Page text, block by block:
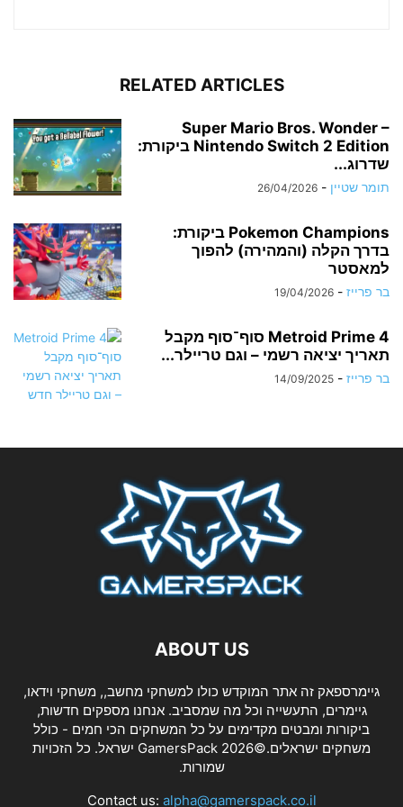
RELATED ARTICLES
Super Mario Bros. Wonder –
Nintendo Switch 2 Edition ביקורת:
שדרוג...
תומר שטיין -
26/04/2026
Pokemon Champions ביקורת:
בדרך הקלה (והמהירה) להפוך
למאסטר
בר פרייז -
19/04/2026
Metroid Prime 4 סוף־סוף מקבל
תאריך יציאה רשמי – וגם טריילר...
בר פרייז -
14/09/2025
ABOUT US
גיימרספאק זה אתר המוקדש כולו למשחקי מחשב,, משחקי וידאו,
גיימרים, התעשייה וכל מה שמסביב. אנחנו מספקים חדשות,
ביקורות ומבטים מקדימים על כל המשחקים הכי חמים - כולל
משחקים ישראלים.©2026 GamersPack ישראל. כל הזכויות
שמורות.
Contact us: alpha@gamerspack.co.il